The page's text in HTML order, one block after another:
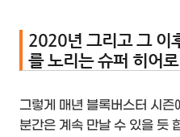
2020년 그리고 그 이
를 노리는 슈퍼 히어로
그렇게 매년 블록버스터 시
분간은 계속 만날 수 있을 듯